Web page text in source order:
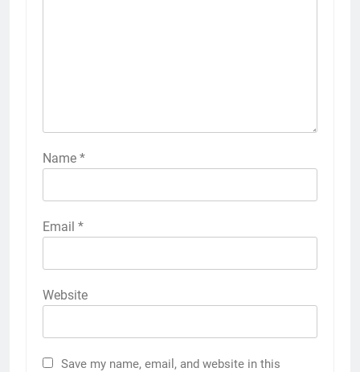
Name *
Email *
Website
Save my name, email, and website in this